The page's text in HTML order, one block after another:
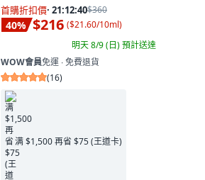
首購折扣價· 21:12:39$360
40% $216 ($21.60/10ml)
明天 8/9 (日)預計送達
WOW會員免運 ∙ 免費退貨
(16)
满 $1,500 再省 $75 (王道卡)